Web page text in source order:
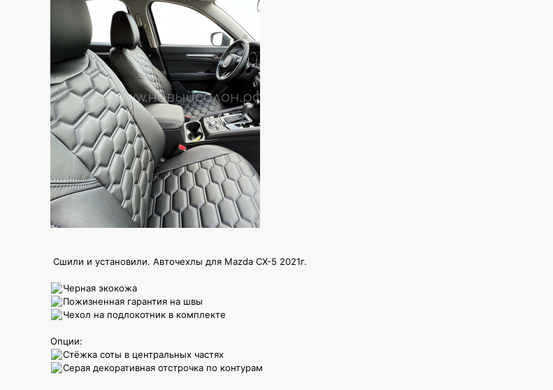
Сшили и установили. Авточехлы для Mazda CX-5 2021г.
Черная экокожа
Пожизненная гарантия на швы
Чехол на подлокотник в комплекте
Опции:
Стёжка соты в центральных частях
Серая декоративная отстрочка по контурам